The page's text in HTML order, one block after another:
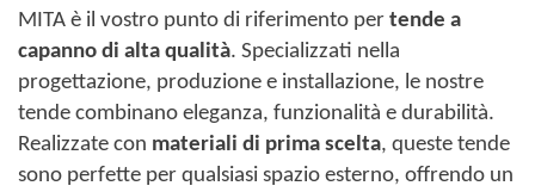
MITA è il vostro punto di riferimento per tende a
capanno di alta qualità. Specializzati nella
progettazione, produzione e installazione, le nostre
tende combinano eleganza, funzionalità e durabilità.
Realizzate con materiali di prima scelta, queste tende
sono perfette per qualsiasi spazio esterno, offrendo un